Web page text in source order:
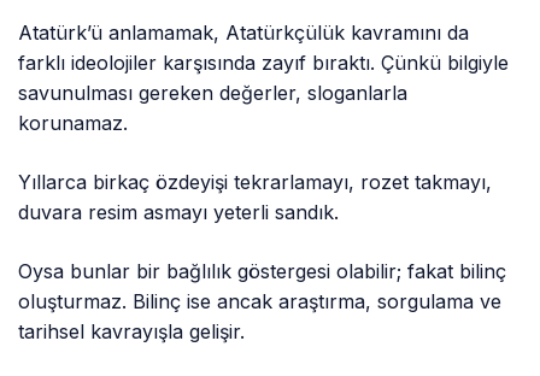
Atatürk’ü anlamamak, Atatürkçülük kavramını da
farklı ideolojiler karşısında zayıf bıraktı. Çünkü bilgiyle
savunulması gereken değerler, sloganlarla
korunamaz.
Yıllarca birkaç özdeyişi tekrarlamayı, rozet takmayı,
duvara resim asmayı yeterli sandık.
Oysa bunlar bir bağlılık göstergesi olabilir; fakat bilinç
oluşturmaz. Bilinç ise ancak araştırma, sorgulama ve
tarihsel kavrayışla gelişir.